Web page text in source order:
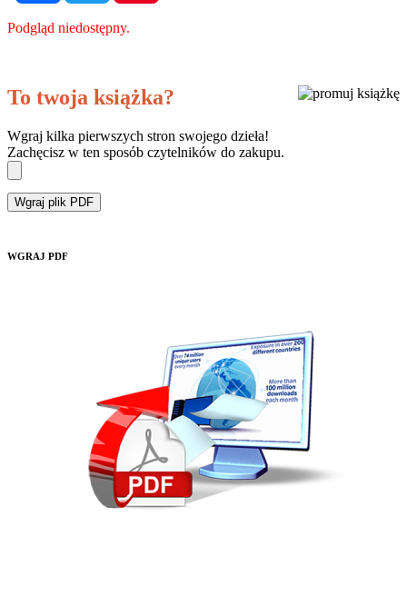
Podgląd niedostępny.
To twoja książka?
Wgraj kilka pierwszych stron swojego dzieła!
Zachęcisz w ten sposób czytelników do zakupu.
Wgraj plik PDF
WGRAJ PDF